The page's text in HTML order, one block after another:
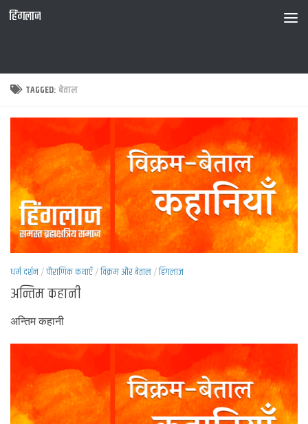
हिंगलाज
TAGGED:बेताल
धर्म दर्शन/पौराणिक कथाएँ/विक्रम और बेताल/हिंगलाज
अन्तिम कहानी
अन्तिम कहानी